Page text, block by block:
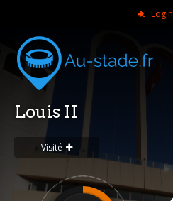
Login
Louis II
Visité